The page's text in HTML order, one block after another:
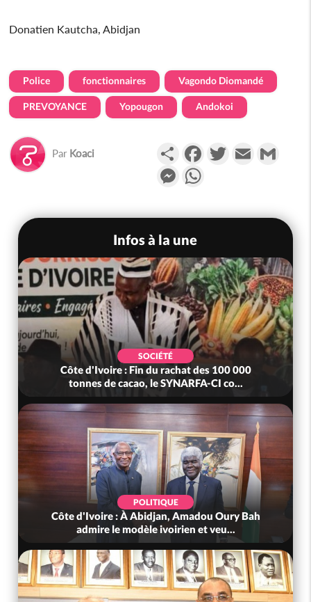
Donatien Kautcha, Abidjan
Police fonctionnaires Vagondo Diomandé
PREVOYANCE Yopougon Andokoi
Par Koaci PartagerFacebookTwitterEmail
Messenger
Infos à la une
SOCIÉTÉ
Côte d'Ivoire : Fin du rachat des 100 000
tonnes de cacao, le SYNARFA-CI co...
POLITIQUE
Côte d'Ivoire : À Abidjan, Amadou Oury Bah
admire le modèle ivoirien et veu...